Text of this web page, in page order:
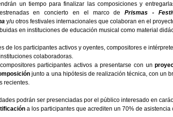
un tiempo para finalizar las composiciones y
en concierto en el marco dePrismas -
y/u otros festivales internacionales que colaboran en el
en instituciones de educación musical como material
de los participantes activos y oyentes, compositores e
colaboradoras.
participantes activos a presentarse con un
junto a una hipótesis de realización técnica, con un
recientes.
podrán ser presenciadas por el público interesado en
a los participantes que acrediten un 70% de asistencia